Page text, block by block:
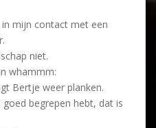
mijn contact met een
niet.
whammm:
Bertje weer planken.
begrepen hebt, dat is